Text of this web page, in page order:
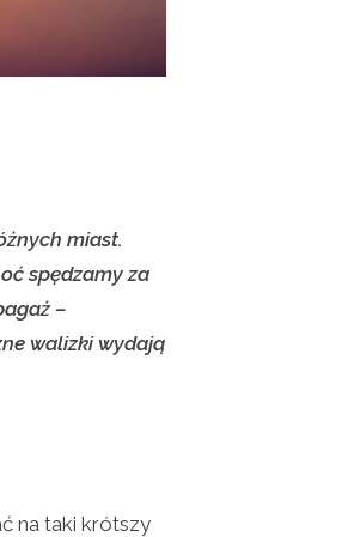
miast.
spędzamy za
–
walizki wydają
na taki krótszy